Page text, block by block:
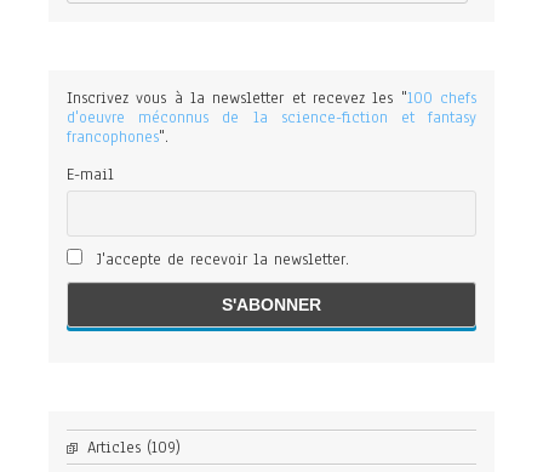
Inscrivez vous à la newsletter et recevez les "100 chefs
d'oeuvre méconnus de la science-fiction et fantasy
francophones".
E-mail
J'accepte de recevoir la newsletter.
Articles (109)